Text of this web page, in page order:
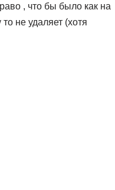
, что бы было как на
не удаляет (хотя